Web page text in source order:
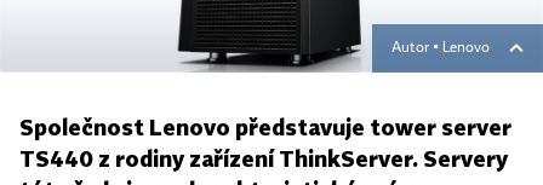
Autor ▪ Lenovo
Společnost Lenovo představuje tower server
TS440 z rodiny zařízení ThinkServer. Servery